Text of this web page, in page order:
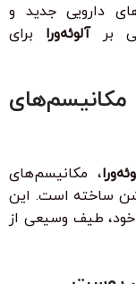
دارویی جدید و
برآلوئه‌ورا برای
، مکانیسم‌های
ساخته است. این
خود، طیف وسیعی از